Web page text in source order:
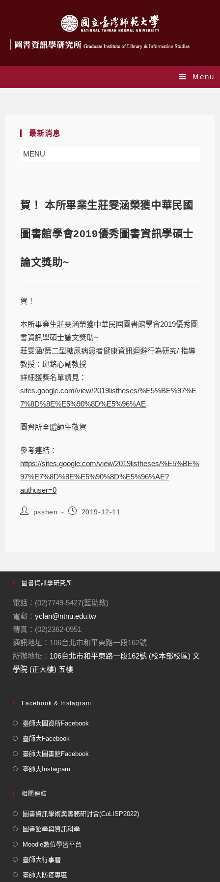
Menu
最新消息
MENU
賀！ 本所畢業生莊雯涵榮獲中華民國
圖書館學會2019優秀圖書資訊學碩士
論文獎助~
賀！
本所畢業生莊雯涵榮獲中華民國圖書館學會2019優秀圖
書資訊學碩士論文獎助~
莊雯涵/第二型糖尿病患者健康資訊迴避行為研究/ 指導
教授：邱銘心副教授
詳細獲獎名單請見：
sites.google.com/view/2019listheses/%E5%BE%97%E
7%8D%8E%E5%90%8D%E5%96%AE
圖資所全體師生敬賀
參考連結：
https://sites.google.com/view/2019listheses/%E5%BE%
97%E7%8D%8E%E5%90%8D%E5%96%AE?
authuser=0
psshen 2019-12-11
圖書資訊學研究所
電話：(02)7749-5427(藍助教)
電郵：yclan@ntnu.edu.tw
傳真：(02)2362-0951
通訊地址：106台北市和平東路一段162號
所辦地址： 106台北市和平東路一段162號 (校本部校區) 文
學院 (正大樓) 五樓
Facebook & Instagram
臺師大圖資所Facebook
臺師大Facebook
臺師大圖書館Facebook
臺師大Instagram
相關連結
圖書資訊學術與實務研討會(CoLISP2022)
圖書館學與資訊科學
Moodle數位學習平台
臺師大行事曆
臺師大防疫專區